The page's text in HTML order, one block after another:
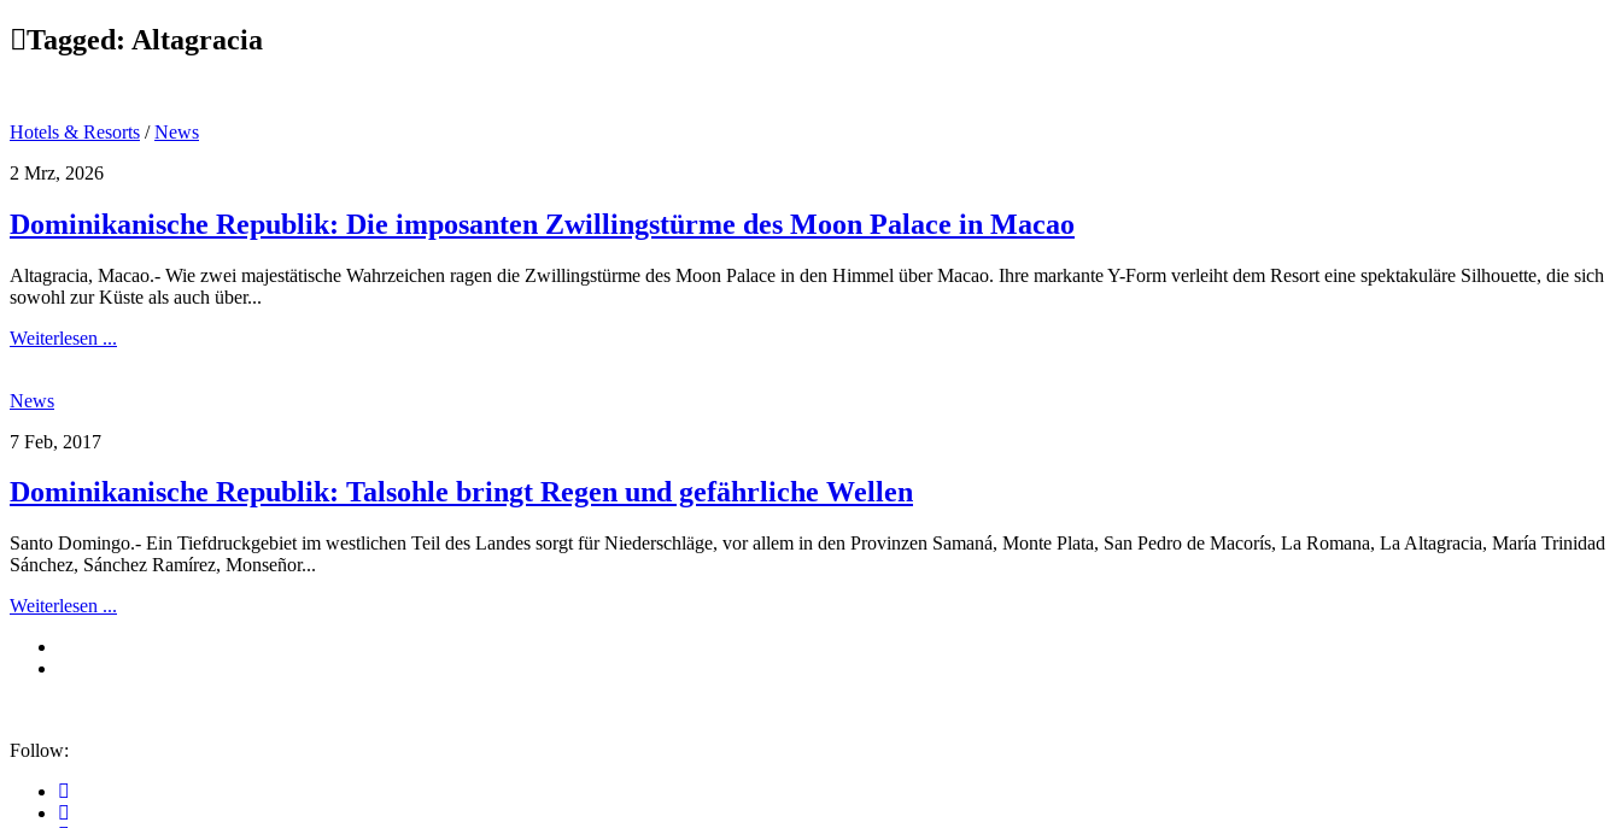
Tagged: Altagracia
Hotels & Resorts /News
2 Mrz, 2026
Dominikanische Republik: Die imposanten Zwillingstürme des Moon Palace in Macao
Altagracia, Macao.- Wie zwei majestätische Wahrzeichen ragen die Zwillingstürme des Moon Palace in den Himmel über Macao. Ihre markante Y-Form verleiht dem Resort eine spektakuläre Silhouette, die sich
sowohl zur Küste als auch über...
Weiterlesen ...
News
7 Feb, 2017
Dominikanische Republik: Talsohle bringt Regen und gefährliche Wellen
Santo Domingo.- Ein Tiefdruckgebiet im westlichen Teil des Landes sorgt für Niederschläge, vor allem in den Provinzen Samaná, Monte Plata, San Pedro de Macorís, La Romana, La Altagracia, María Trinidad
Sánchez, Sánchez Ramírez, Monseñor...
Weiterlesen ...
Follow: